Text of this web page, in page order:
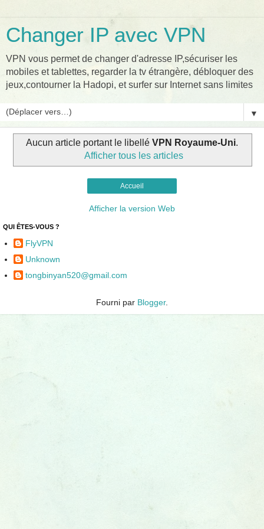
Changer IP avec VPN
VPN vous permet de changer d'adresse IP,sécuriser les
mobiles et tablettes, regarder la tv étrangère, débloquer des
jeux,contourner la Hadopi, et surfer sur Internet sans limites
▼
Aucun article portant le libellé VPN Royaume-Uni.
Afficher tous les articles
Accueil
Afficher la version Web
QUI ÊTES-VOUS ?
FlyVPN
Unknown
tongbinyan520@gmail.com
Fourni par Blogger.